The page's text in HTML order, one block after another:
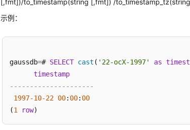
[,fmt])/to_timestamp(string [,fmt]) /to_timestamp_tz(string
示例：
gaussdb=# SELECT cast ( '22-ocX-1997' as
timestamp
---------------------
1997-10-22 00: 00: 00
(1 row